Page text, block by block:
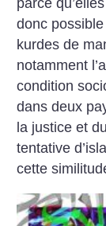
parce
donc
kurdes de
notamment
condition
dans deux
la justice et
tentative
cette